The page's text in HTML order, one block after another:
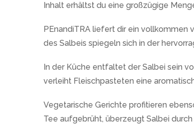
Inhalt erhältst du eine großzügige
PEnandiTRA liefert dir ein vollkommen
des Salbeis spiegeln sich in der
In der Küche entfaltet der Salbei sein
verleiht Fleischpasteten eine
Vegetarische Gerichte profitieren
Tee aufgebrüht, überzeugt Salbei